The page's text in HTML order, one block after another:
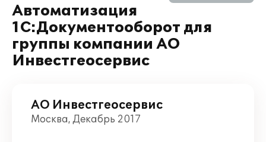
Автоматизация
1С:Документооборот для
группы компании АО
Инвестгеосервис
АО Инвестгеосервис
Москва, Декабрь 2017